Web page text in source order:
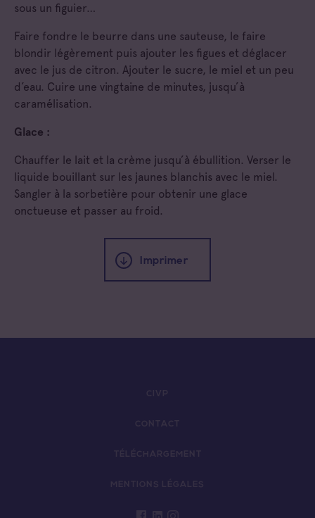
sous un figuier…
Faire fondre le beurre dans une sauteuse, le faire
blondir légèrement puis ajouter les figues et déglacer
avec le jus de citron. Ajouter le sucre, le miel et un peu
d’eau. Cuire une vingtaine de minutes, jusqu’à
caramélisation.
Glace :
Chauffer le lait et la crème jusqu’à ébullition. Verser le
liquide bouillant sur les jaunes blanchis avec le miel.
Sangler à la sorbetière pour obtenir une glace
onctueuse et passer au froid.
Imprimer